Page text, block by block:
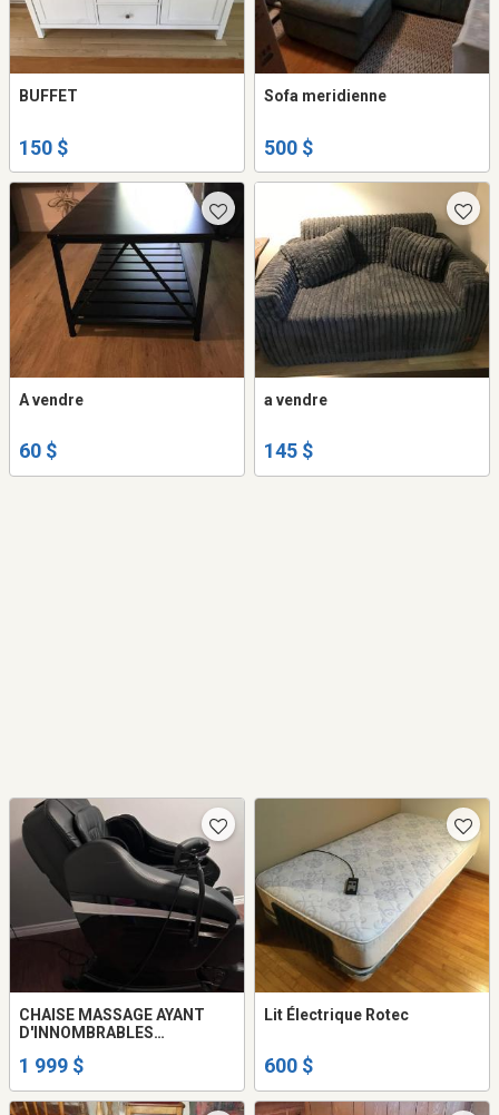
BUFFET
150 $
Sofa meridienne
500 $
A vendre
60 $
a vendre
145 $
CHAISE MASSAGE AYANT
D'INNOMBRABLES
ETC.
1 999 $
Lit Électrique Rotec
600 $